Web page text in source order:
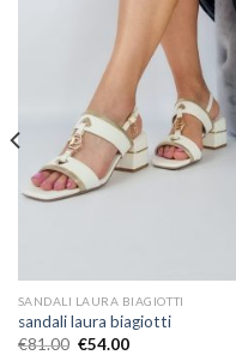
SANDALI LAURA BIAGIOTTI
sandali laura biagiotti
€81.00 €54.00